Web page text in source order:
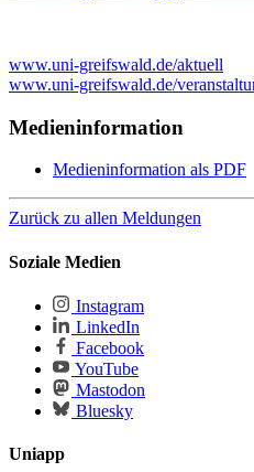
www.uni-greifswald.de/aktuell
www.uni-greifswald.de/
Medieninformation
Medieninformation als PDF
Zurück zu allen Meldungen
Soziale Medien
Instagram
LinkedIn
Facebook
YouTube
Mastodon
Bluesky
Uniapp